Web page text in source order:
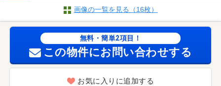
画像の一覧を見る（16枚）
無料・簡単2項目！
この物件にお問い合わせする
お気に入りに追加する